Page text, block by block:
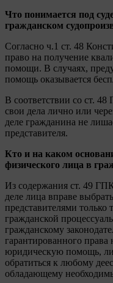
Что понимается под
гражданском
Согласно ч.1 ст. 48
право на получение
помощи. В случаях,
помощь оказывается
В соответствии со ст.
свои дела лично или
деле гражданина не
представителя.
Кто и на каком
физического лица в
Из содержания ст. 49
деле лица вправе
представителями
гражданской
гражданскому
гарантированного
юридическую помощь,
обратиться к любому
обладающему